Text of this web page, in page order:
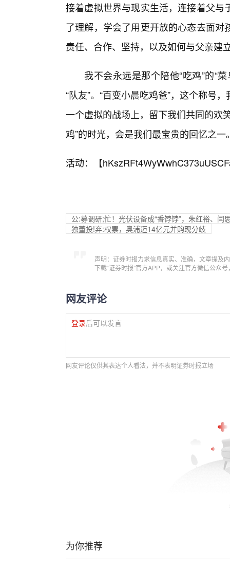
接着虚拟世界与现实生活，连接着父
了理解，学会了用更开放的心态去面
责任、合作、坚持，以及如何与父亲建
我不会永远是那个陪他“吃鸡”的“
“队友”。“百变小晨吃鸡爸”，这个称号
一个虚拟的战场上，留下我们共同的欢
鸡”的时光，会是我们最宝贵的回忆之一
活动：【
公:募调研;忙！光伏设备成“香饽饽”，朱红裕、闫
独董投!弃:权票，奥浦迈14亿元并购现分歧
声明：证券时报力求信息真实、准确，文章提及
下载“证券时报”官方APP，或关注官方微信公众
网友评论
登录后可以发言
网友评论仅供其表达个人看法，并不表明证券时报立场
为你推荐